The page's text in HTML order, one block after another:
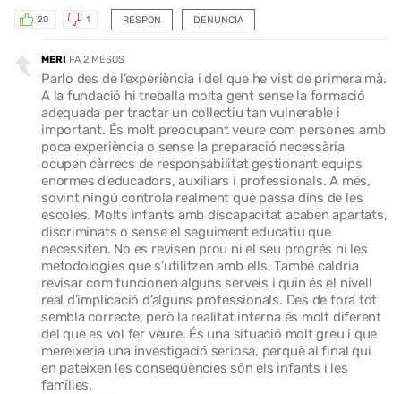
RESPON
20 1 DENUNCIA
MERI FA 2 MESOS
Parlo des de l’experiència i del que he vist de primera mà.
A la fundació hi treballa molta gent sense la formació
adequada per tractar un col·lectiu tan vulnerable i
important. És molt preocupant veure com persones amb
poca experiència o sense la preparació necessària
ocupen càrrecs de responsabilitat gestionant equips
enormes d’educadors, auxiliars i professionals. A més,
sovint ningú controla realment què passa dins de les
escoles. Molts infants amb discapacitat acaben apartats,
discriminats o sense el seguiment educatiu que
necessiten. No es revisen prou ni el seu progrés ni les
metodologies que s’utilitzen amb ells. També caldria
revisar com funcionen alguns serveis i quin és el nivell
real d’implicació d’alguns professionals. Des de fora tot
sembla correcte, però la realitat interna és molt diferent
del que es vol fer veure. És una situació molt greu i que
mereixeria una investigació seriosa, perquè al final qui
en pateixen les conseqüències són els infants i les
famílies.